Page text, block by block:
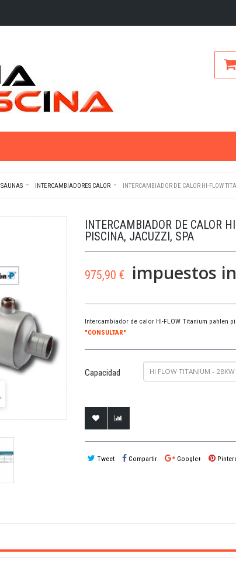
SAUNAS INTERCAMBIADORES CALOR INTERCAMBIADOR DE CALOR HI-FLOW
INTERCAMBIADOR DE CALOR
PISCINA, JACUZZI, SPA
975,90 € impuestos
Intercambiador de calor HI-FLOW Titanium pahlen
"CONSULTAR"
Capacidad HI FLOW TITANIUM - 28KW
Tweet Compartir Google+